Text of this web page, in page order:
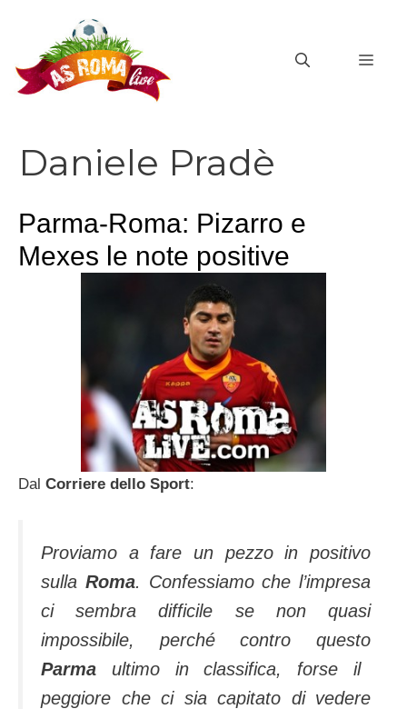
contenuto
Daniele Pradè
Parma-Roma: Pizarro e
Mexes le note positive
Dal Corriere dello Sport:
Proviamo a fare un pezzo in positivo
sulla Roma. Confessiamo che l’impresa
ci sembra difficile se non quasi
impossibile, perché contro questo
Parma ultimo in classifica, forse il
peggiore che ci sia capitato di vedere